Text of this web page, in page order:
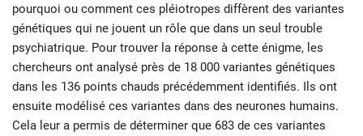
pourquoi ou comment ces pléiotropes diffèrent des variantes
génétiques qui ne jouent un rôle que dans un seul trouble
psychiatrique. Pour trouver la réponse à cette énigme, les
chercheurs ont analysé près de 18 000 variantes génétiques
dans les 136 points chauds précédemment identifiés. Ils ont
ensuite modélisé ces variantes dans des neurones humains.
Cela leur a permis de déterminer que 683 de ces variantes